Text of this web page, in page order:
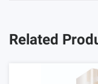
Related